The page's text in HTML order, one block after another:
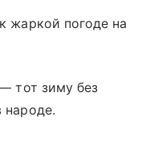
жаркой погоде на
тот зиму без
народе.